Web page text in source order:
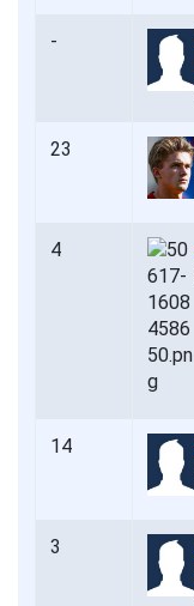
-
23
4
14
3